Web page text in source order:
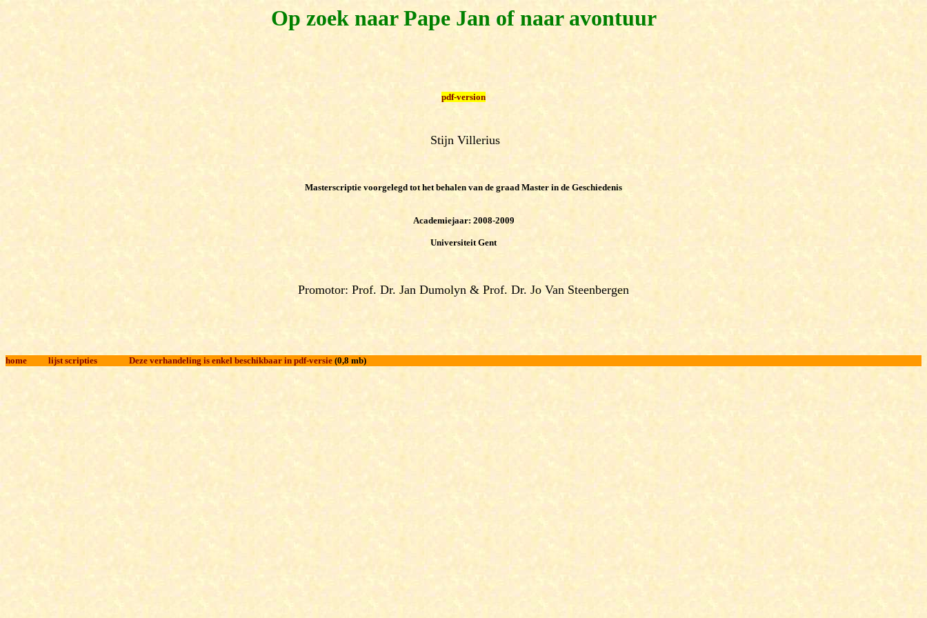
Op zoek naar Pape Jan of naar avontuur
pdf-version
Stijn Villerius
Masterscriptie voorgelegd tot het behalen van de graad Master in de Geschiedenis
Academiejaar: 2008-2009
UniversiteitGent
Promotor: Prof. Dr. Jan Dumolyn & Prof. Dr. Jo Van Steenbergen
home lijst scripties Deze verhandeling is enkel beschikbaar in pdf-versie (0,8 mb)